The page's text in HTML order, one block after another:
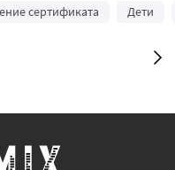
сертификата Дети